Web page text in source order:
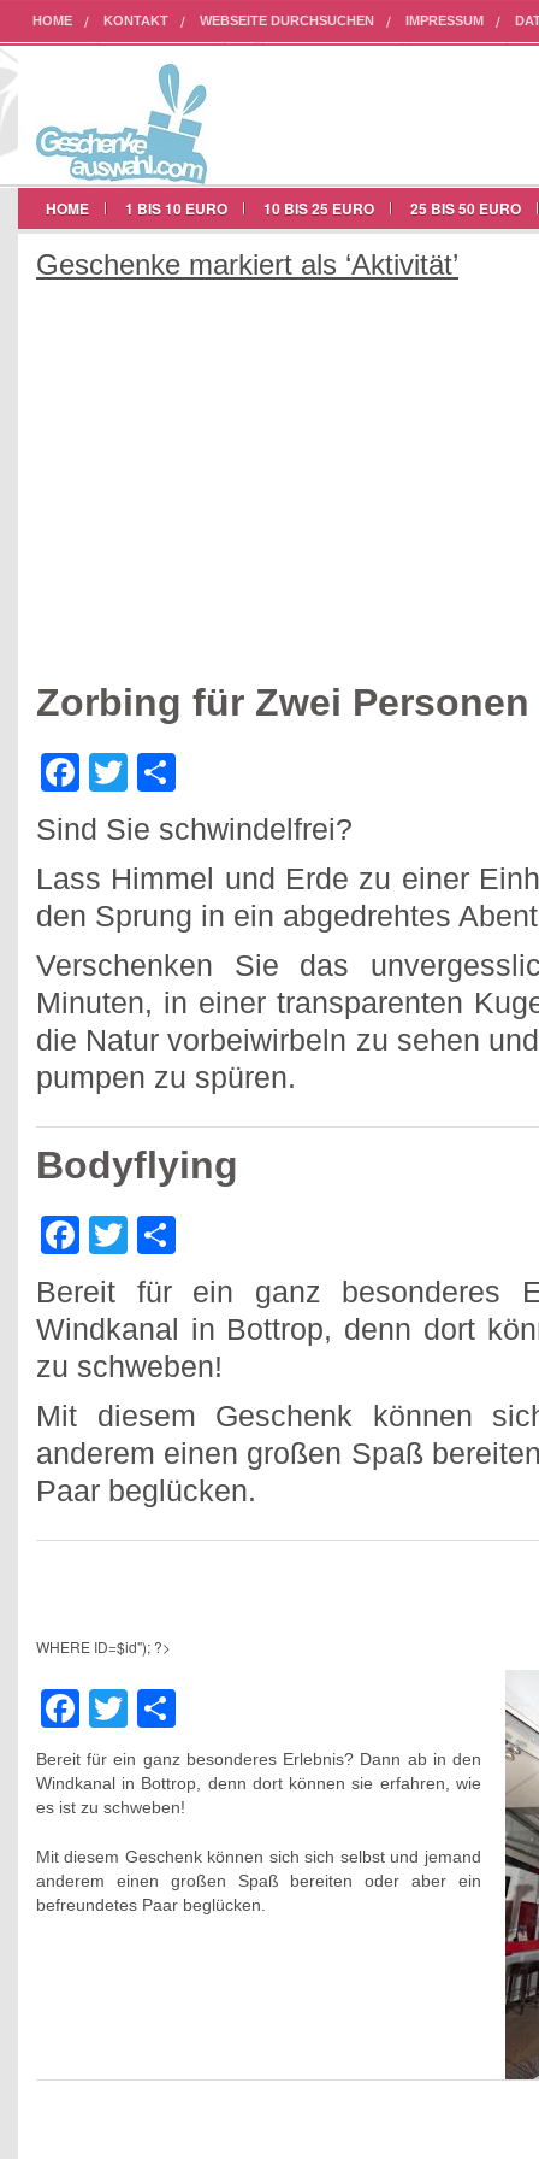
HOME KONTAKT WEBSEITE DURCHSUCHEN IMPRESSUM
AUF UNSERER WEBSEITE WERBEN
HOME 1 BIS 10 EURO 10 BIS 25 EURO 25 BIS 50 EURO
Geschenke markiert als ‘Aktivität’
Zorbing für Zwei Personen
Facebook
Twitter
Sind Sie schwindelfrei?
Lass Himmel und Erde zu einer
den Sprung in ein abgedrehtes
Verschenken Sie das
Minuten, in einer transparenten
die Natur vorbeiwirbeln zu sehen
pumpen zu spüren.
Bodyflying
Facebook
Twitter
Bereit für ein ganz besonderes
Windkanal in Bottrop, denn dort
zu schweben!
Mit diesem Geschenk können
anderem einen großen Spaß
Paar beglücken.
WHERE ID=$id"); ?>
Facebook
Twitter
Bereit für ein ganz besonderes Erlebnis? Dann ab in den
Windkanal in Bottrop, denn dort können sie erfahren, wie
es ist zu schweben!
Mit diesem Geschenk können sich sich selbst und jemand
anderem einen großen Spaß bereiten oder aber ein
befreundetes Paar beglücken.